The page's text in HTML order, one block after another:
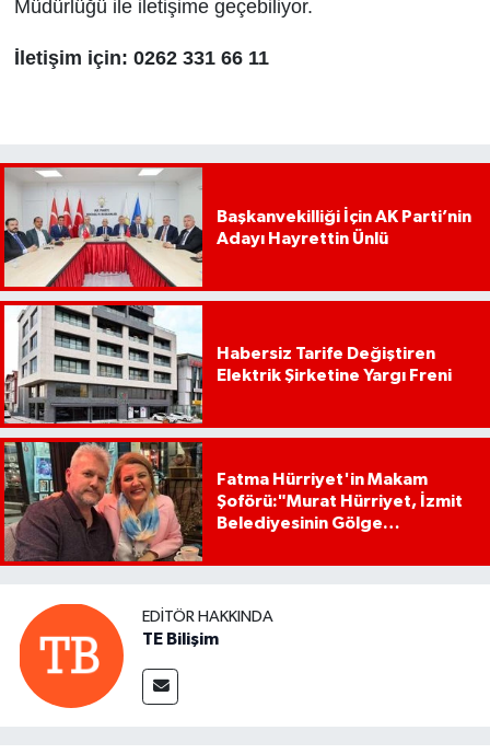
Müdürlüğü ile iletişime geçebiliyor.
İletişim için: 0262 331 66 11
Başkanvekilliği İçin AK Parti’nin
Adayı Hayrettin Ünlü
Habersiz Tarife Değiştiren
Elektrik Şirketine Yargı Freni
Fatma Hürriyet'in Makam
Şoförü:"Murat Hürriyet, İzmit
Belediyesinin Gölge
EDITÖR HAKKINDA
TE Bilişim